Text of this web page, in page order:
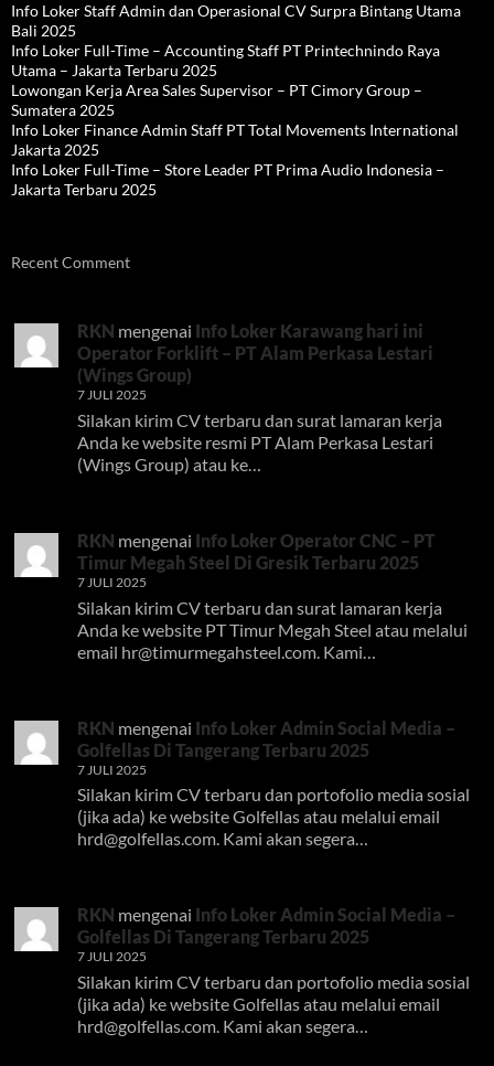
Info Loker Staff Admin dan Operasional CV Surpra Bintang Utama
Bali 2025
Info Loker Full-Time – Accounting Staff PT Printechnindo Raya
Utama – Jakarta Terbaru 2025
Lowongan Kerja Area Sales Supervisor – PT Cimory Group –
Sumatera 2025
Info Loker Finance Admin Staff PT Total Movements International
Jakarta 2025
Info Loker Full-Time – Store Leader PT Prima Audio Indonesia –
Jakarta Terbaru 2025
Recent Comment
RKN mengenai Info Loker Karawang hari ini
Operator Forklift – PT Alam Perkasa Lestari
(Wings Group)
7 JULI 2025
Silakan kirim CV terbaru dan surat lamaran kerja
Anda ke website resmi PT Alam Perkasa Lestari
(Wings Group) atau ke…
RKN mengenai Info Loker Operator CNC – PT
Timur Megah Steel Di Gresik Terbaru 2025
7 JULI 2025
Silakan kirim CV terbaru dan surat lamaran kerja
Anda ke website PT Timur Megah Steel atau melalui
email hr@timurmegahsteel.com . Kami…
RKN mengenai Info Loker Admin Social Media –
Golfellas Di Tangerang Terbaru 2025
7 JULI 2025
Silakan kirim CV terbaru dan portofolio media sosial
(jika ada) ke website Golfellas atau melalui email
hrd@golfellas.com. Kami akan segera…
RKN mengenai Info Loker Admin Social Media –
Golfellas Di Tangerang Terbaru 2025
7 JULI 2025
Silakan kirim CV terbaru dan portofolio media sosial
(jika ada) ke website Golfellas atau melalui email
hrd@golfellas.com. Kami akan segera…